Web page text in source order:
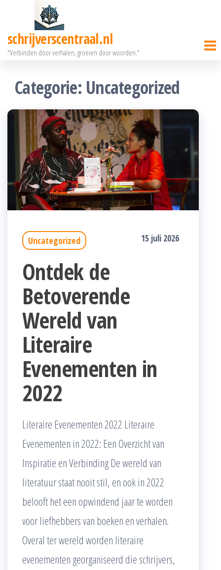
deschrijverscentraal.nl
"Verbinden door verhalen, groeien door woorden."
Categorie: Uncategorized
Uncategorized 15 juli 2026
Ontdek de
Betoverende
Wereld van
Literaire
Evenementen in
2022
Literaire Evenementen 2022 Literaire
Evenementen in 2022: Een Overzicht van
Inspiratie en Verbinding De wereld van
literatuur staat nooit stil, en ook in 2022
belooft het een opwindend jaar te worden
voor liefhebbers van boeken en verhalen.
Overal ter wereld worden literaire
evenementen georganiseerd die schrijvers,